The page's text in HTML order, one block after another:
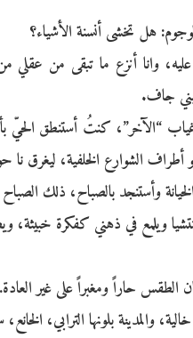
هل تخشى أنسنة الأشياء؟
وانا أنزع ما تبقى من عقلي من
جاف.
“الآخر”، كنتُ أستنطق الحيّ
أطراف الشوارع الخلفية، ليغرق نا
وأستنجد بالصباح، ذلك
ويلمع في ذهني كفكرة
الطقس حاراً ومغبراً على غير
والمدينة بلونها الترابي،